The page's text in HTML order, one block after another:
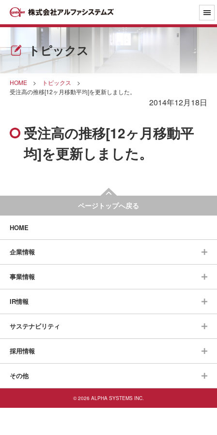
トピックス
HOME > トピックス
>
受注高の推移[12ヶ月移動平均]を更新しました。
2014年12月18日
受注高の推移[12ヶ月移動平
均]を更新しました。
ページトップへ戻る
HOME
企業情報
事業情報
IR情報
サステナビリティ
採用情報
その他
© 2026 ALPHA SYSTEMS INC.